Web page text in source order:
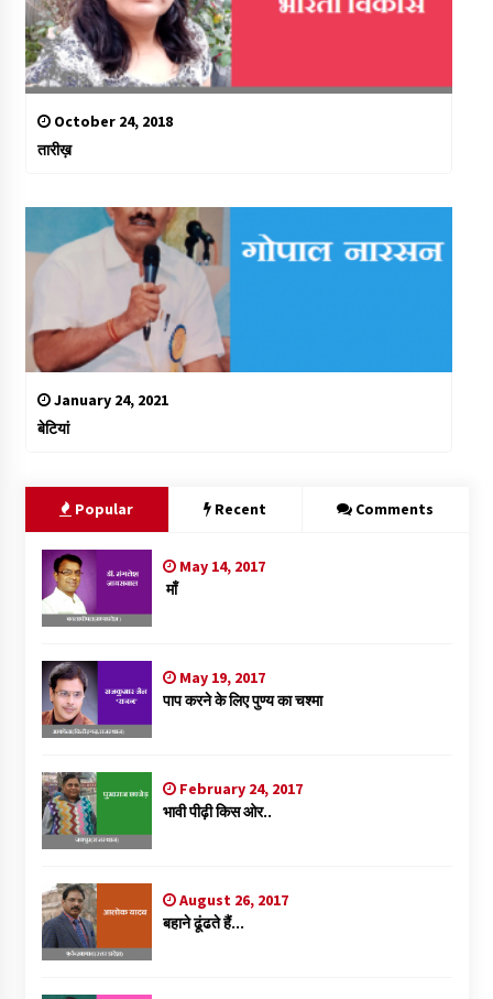
October 24, 2018
तारीख़
January 24, 2021
बेटियां
Popular Recent Comments
May 14, 2017
माँ
May 19, 2017
पाप करने के लिए पुण्य का चश्मा
February 24, 2017
भावी पीढ़ी किस ओर..
August 26, 2017
बहाने ढूंढते हैं…